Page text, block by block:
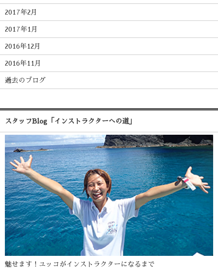
2017年2月
2017年1月
2016年12月
2016年11月
過去のブログ
スタッフBlog「インストラクターへの道」
魅せます！ユッコがインストラクターになるまで